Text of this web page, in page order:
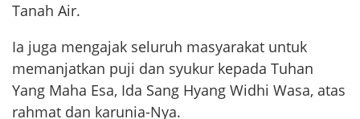
Tanah Air.
Ia juga mengajak seluruh masyarakat untuk
memanjatkan puji dan syukur kepada Tuhan
Yang Maha Esa, Ida Sang Hyang Widhi Wasa, atas
rahmat dan karunia-Nya.